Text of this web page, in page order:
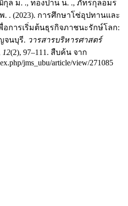
ล ม. ., ทองปาน น. ., ภัทรกุลอมร
. . (2023). การศึกษาโซ่อุปทานและ
การเริ่มต้นธุรกิจภาชนะรักษ์โลก:
จนบุรี. วารสารบริหารศาสตร์
12(2), 97–111. สืบค้น จาก
jms_ubu/article/view/271085